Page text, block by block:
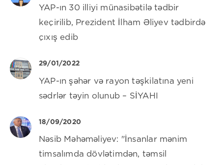
YAP-ın 30 illiyi münasibətilə tədbir
keçirilib, Prezident İlham Əliyev tədbirdə
çıxış edib
29/01/2022
YAP-ın şəhər və rayon təşkilatına yeni
sədrlər təyin olunub – SİYAHI
18/09/2020
Nəsib Məhəməliyev: "İnsanlar mənim
timsalımda dövlətimdən, təmsil